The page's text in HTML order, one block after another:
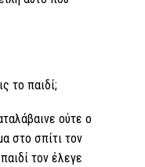
το παιδί;
ούτε ο
στο σπίτι τον
τον έλεγε